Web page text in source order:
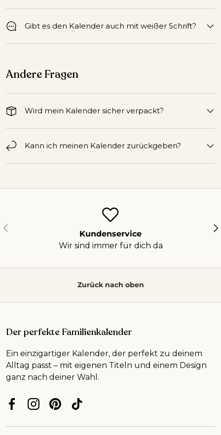
Gibt es den Kalender auch mit weißer Schrift?
Andere Fragen
Wird mein Kalender sicher verpackt?
Kann ich meinen Kalender zurückgeben?
Vorherige
Kundenservice
Wir sind immer für dich da
Zurück nach oben
Der perfekte Familienkalender
Ein einzigartiger Kalender, der perfekt zu deinem
Alltag passt – mit eigenen Titeln und einem Design
ganz nach deiner Wahl.
FacebookInstagram
PinterestTikTok